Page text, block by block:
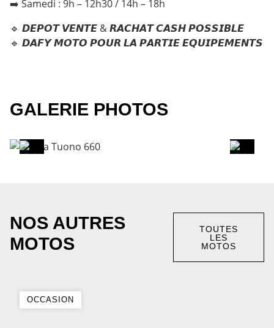
➡️ Samedi : 9h – 12h30 / 14h – 18h
🔹 𝘿𝙀𝙋𝙊𝙏 𝙑𝙀𝙉𝙏𝙀 & 𝙍𝘼𝘾𝙃𝘼𝙏 𝘾𝘼𝙎𝙃 𝙋𝙊𝙎𝙎𝙄𝘽𝙇𝙀
🔹 𝘿𝘼𝙁𝙔 𝙈𝙊𝙏𝙊 𝙋𝙊𝙐𝙍 𝙇𝘼 𝙋𝘼𝙍𝙏𝙄𝙀 𝙀𝙌𝙐𝙄𝙋𝙀𝙈𝙀𝙉𝙏𝙎
GALERIE PHOTOS
NOS AUTRES
MOTOS
TOUTES
LES
MOTOS
OCCASION